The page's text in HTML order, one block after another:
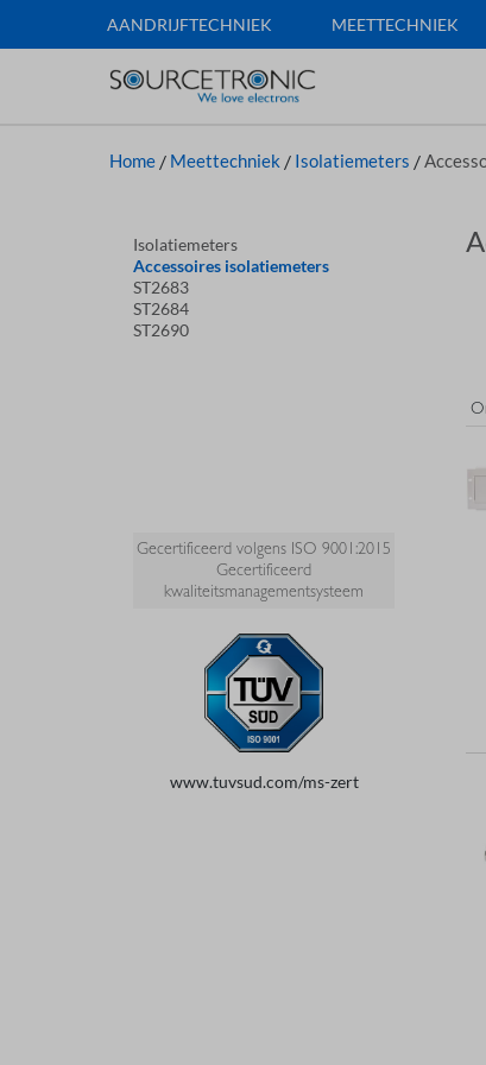
AANDRIJFTECHNIEK MEETTECHNIEK
Home / Meettechniek / Isolatiemeters /
Isolatiemeters
Accessoires isolatiemeters
ST2683
ST2684
ST2690
Gecertificeerd volgens ISO 9001:2015
Gecertificeerd
kwaliteitsmanagementsysteem
www.tuvsud.com/ms-zert